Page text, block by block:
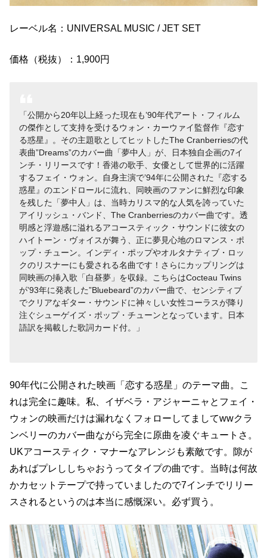
レーベル名：UNIVERSAL MUSIC / JET SET
価格（税抜）：1,900円
公開から20年以上経った現在も’90年代アート・フィルム
の傑作として支持を受けるウォン・カーウァイ監督作『恋す
る惑星』。その主題歌としてヒットしたThe Cranberriesの代
表曲”Dreams”のカバー曲「夢中人」が、日本独自企画の7イ
ンチ・リリースです！香港の歌手、女優として世界的に活躍
するフェイ・ウォン。自身主演で’94年に公開された『恋する
惑星』のエンドロールに流れ、同映画のファンに鮮烈な印象
を残した「夢中人」は、当時カリスマ的な人気を誇っていた
アイリッシュ・バンド、The Cranberriesのカバー曲です。透
明感と浮遊感に溢れるアコースティック・サウンドに彼女の
ハイトーン・ヴォイスが舞う、正に夢見心地のロマンス・ポ
ップ・チューン。インディ・ポップやオルタナティブ・ロッ
クのリスナーにも愛される名曲です！さらにカップリングは
同映画の挿入歌「白昼夢」を収録。こちらはCocteau Twins
が’93年に発表した”Bluebeard”のカバー曲で、センシティブ
でクリアなギター・サウンドに神々しい女性コーラスが降り
注ぐシューゲイズ・ポップ・チューンとなっています。日本
語訳を掲載した歌詞カード付。
90年代に公開された映画「恋する惑星」のテーマ曲。こ
れは完全に趣味。私、イザベラ・アジャーニャとフェイ・
ウォンの映画だけは漏れなくフォローしてましてwwクラ
ンベリーのカバー曲ながら完全に原曲を凌ぐキュートさ。
UKアコースティク・マナーなアレンジも素敵です。隙が
あればプレししちゃおうってタイプの曲です。当時は何故
かカセットテープで持っていましたので7インチでリリー
スされるというのは本当に感慨深い。必ず買う。